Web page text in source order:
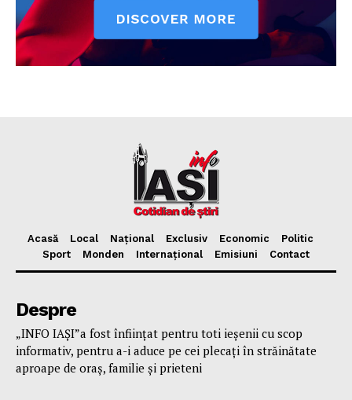
Acasă Local Național Exclusiv Economic
Politic
Sport
Monden Internațional Emisiuni Contact
Despre
„INFO IAȘI”a fost înfiinţat pentru toti ieşenii cu scop
informativ, pentru a-i aduce pe cei plecaţi în străinătate
aproape de oraş, familie și prieteni